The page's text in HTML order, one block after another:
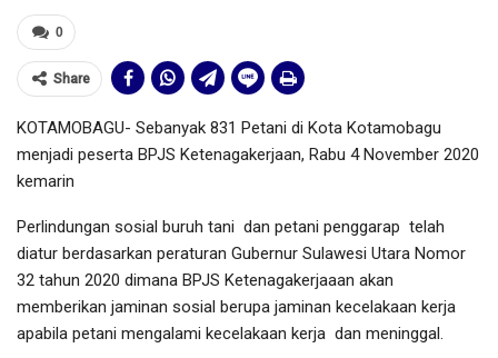
0
Share
KOTAMOBAGU- Sebanyak 831 Petani di Kota Kotamobagu
menjadi peserta BPJS Ketenagakerjaan, Rabu 4 November 2020
kemarin
Perlindungan sosial buruh tani dan petani penggarap telah
diatur berdasarkan peraturan Gubernur Sulawesi Utara Nomor
32 tahun 2020 dimana BPJS Ketenagakerjaaan akan
memberikan jaminan sosial berupa jaminan kecelakaan kerja
apabila petani mengalami kecelakaan kerja dan meninggal.